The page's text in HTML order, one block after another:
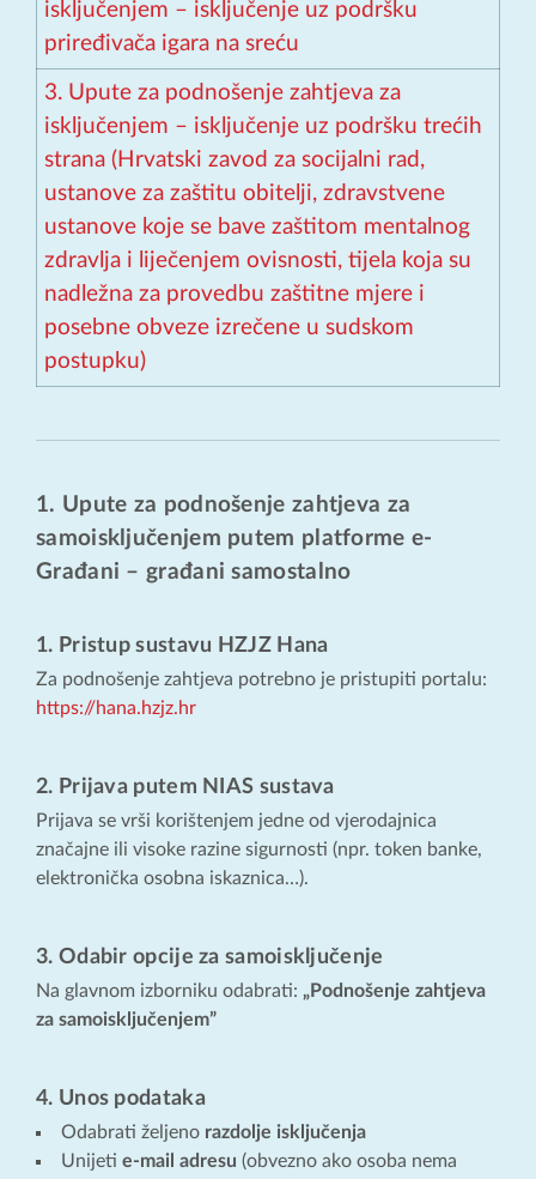
isključenjem – isključenje uz podršku
priređivača igara na sreću
3. Upute za podnošenje zahtjeva za
isključenjem – isključenje uz podršku trećih
strana (Hrvatski zavod za socijalni rad,
ustanove za zaštitu obitelji, zdravstvene
ustanove koje se bave zaštitom mentalnog
zdravlja i liječenjem ovisnosti, tijela koja su
nadležna za provedbu zaštitne mjere i
posebne obveze izrečene u sudskom
postupku)
1. Upute za podnošenje zahtjeva za
samoisključenjem putem platforme e-
Građani – građani samostalno
1. Pristup sustavu HZJZ Hana
Za podnošenje zahtjeva potrebno je pristupiti portalu:
https://hana.hzjz.hr
2. Prijava putem NIAS sustava
Prijava se vrši korištenjem jedne od vjerodajnica
značajne ili visoke razine sigurnosti (npr. token banke,
elektronička osobna iskaznica…).
3. Odabir opcije za samoisključenje
Na glavnom izborniku odabrati: „Podnošenje zahtjeva
za samoisključenjem”
4. Unos podataka
Odabrati željeno razdolje isključenja
Unijeti e-mail adresu (obvezno ako osoba nema